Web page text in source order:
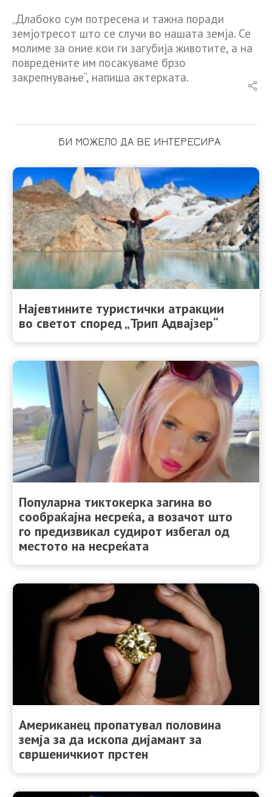
„Длабоко сум потресена и тажна поради
земјотресот што се случи во нашата земја. Се
молиме за оние кои ги загубија животите, а на
повредените им посакуваме брзо
закрепнување“, напиша актерката.
БИ МОЖЕЛО ДА ВЕ ИНТЕРЕСИРА
Најевтините туристички атракции
во светот според „Трип Адвајзер“
Популарна тиктокерка загина во
сообраќајна несреќа, а возачот што
го предизвикал судирот избегал од
местото на несреќата
Американец пропатувал половина
земја за да ископа дијамант за
свршеничкиот прстен